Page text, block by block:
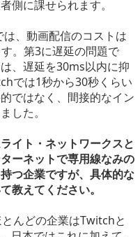
側に課せられます。
、動画配信のコストは
。第3に遅延の問題で
、遅延を30ms以内に抑
では1秒から30秒くらい
ではなく、間接的なイン
した。
イト・ネットワークスと
ーネットで専用線なみの
つ企業ですが、具体的な
教えてください。
んどの企業はTwitchと